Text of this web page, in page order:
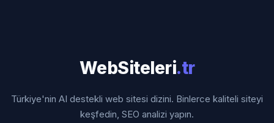
WebSiteleri.tr
Türkiye'nin AI destekli web sitesi dizini. Binlerce kaliteli siteyi
keşfedin, SEO analizi yapın.